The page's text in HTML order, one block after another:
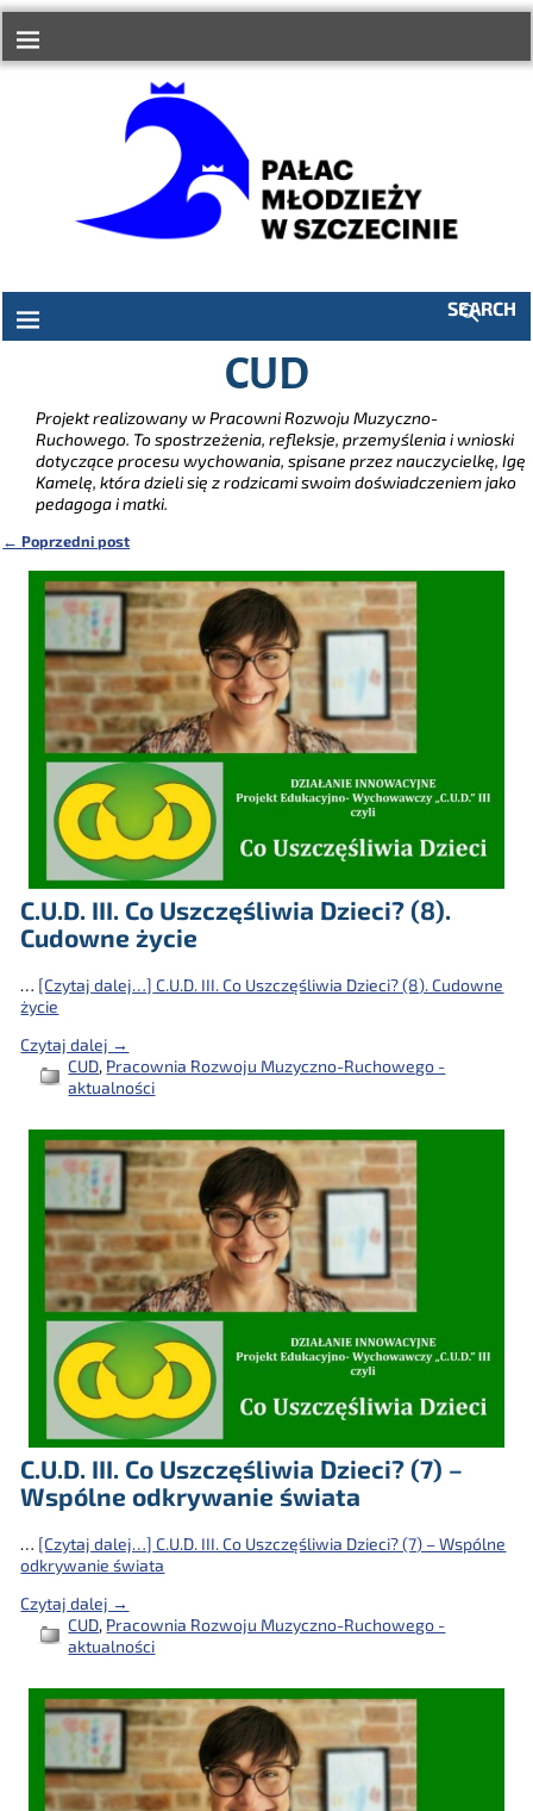
treści
SEARCH
CUD
Projekt realizowany w Pracowni Rozwoju Muzyczno-
Ruchowego. To spostrzeżenia, refleksje, przemyślenia i wnioski
dotyczące procesu wychowania, spisane przez nauczycielkę, Igę
Kamelę, która dzieli się z rodzicami swoim doświadczeniem jako
pedagoga i matki.
←Poprzedni post
C.U.D. III. Co Uszczęśliwia Dzieci? (8).
Cudowne życie
… [Czytaj dalej…] C.U.D. III. Co Uszczęśliwia Dzieci? (8). Cudowne
życie
Czytaj dalej →
CUD, Pracownia Rozwoju Muzyczno-Ruchowego -
aktualności
C.U.D. III. Co Uszczęśliwia Dzieci? (7) –
Wspólne odkrywanie świata
… [Czytaj dalej…] C.U.D. III. Co Uszczęśliwia Dzieci? (7) – Wspólne
odkrywanie świata
Czytaj dalej →
CUD, Pracownia Rozwoju Muzyczno-Ruchowego -
aktualności